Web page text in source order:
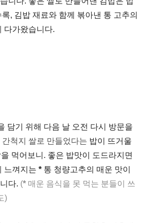
, 김밥 재료와 함께 볶아낸 통 고추의
다가왔습니다.
담기 위해 다음 날 오전 다시 방문을
간척지 쌀로 만들었다는 밥이 뜨거울
먹어보니. 좋은 밥맛이 도드라지면
느껴지는 * 통 청량고추의 매운 맛이
다. (* 매운 음식을 못 먹는 분들이 쓰
)